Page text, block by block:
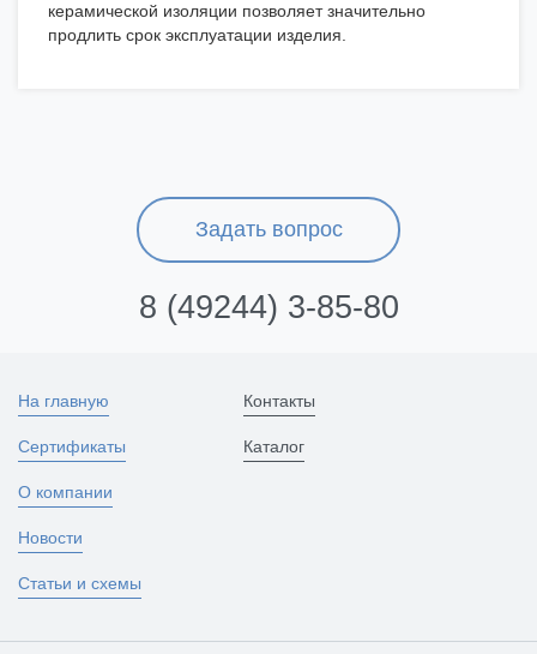
керамической изоляции позволяет значительно
продлить срок эксплуатации изделия.
Задать вопрос
8 (49244) 3-85-80
На главную
Сертификаты
О компании
Новости
Статьи и схемы
Контакты
Каталог